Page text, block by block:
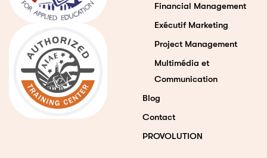
Financial Management
Exécutif Marketing
Project Management
Multimédia et
Communication
Blog
Contact
PROVOLUTION